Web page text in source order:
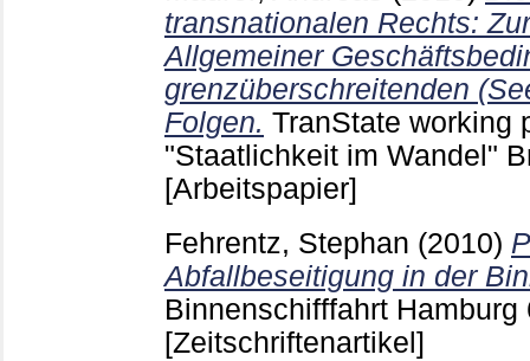
transnationalen Rechts:
Allgemeiner
grenzüberschreitenden
Folgen. TranState working
"Staatlichkeit im Wandel"
[Arbeitspapier]
Fehrentz, Stephan (2010)
Abfallbeseitigung in der
Binnenschifffahrt Hamburg
[Zeitschriftenartikel]